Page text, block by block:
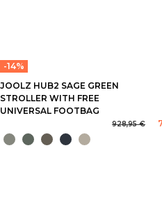
-14%
JOOLZ HUB2 SAGE GREEN
STROLLER WITH FREE
UNIVERSAL FOOTBAG
928,95 €